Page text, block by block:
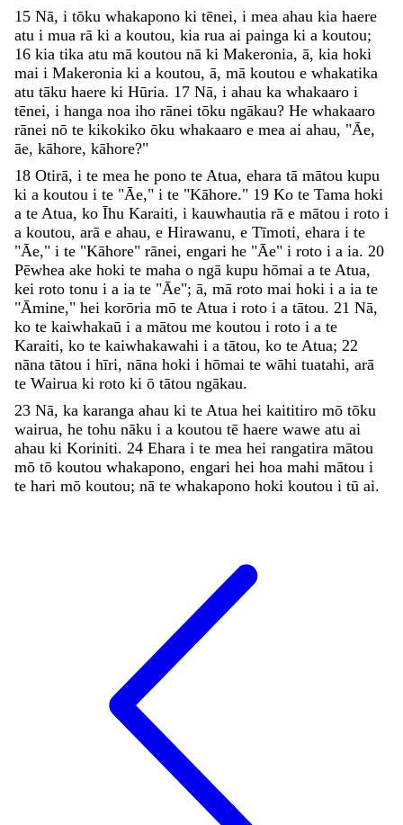
15 Nā, i tōku whakapono ki tēnei, i mea ahau kia haere
atu i mua rā ki a koutou, kia rua ai painga ki a koutou;
16 kia tika atu mā koutou nā ki Makeronia, ā, kia hoki
mai i Makeronia ki a koutou, ā, mā koutou e whakatika
atu tāku haere ki Hūria. 17 Nā, i ahau ka whakaaro i
tēnei, i hanga noa iho rānei tōku ngākau? He whakaaro
rānei nō te kikokiko ōku whakaaro e mea ai ahau, "Āe,
āe, kāhore, kāhore?"
18 Otirā, i te mea he pono te Atua, ehara tā mātou kupu
ki a koutou i te "Āe," i te "Kāhore." 19 Ko te Tama hoki
a te Atua, ko Īhu Karaiti, i kauwhautia rā e mātou i roto i
a koutou, arā e ahau, e Hirawanu, e Tīmoti, ehara i te
"Āe," i te "Kāhore" rānei, engari he "Āe" i roto i a ia. 20
Pēwhea ake hoki te maha o ngā kupu hōmai a te Atua,
kei roto tonu i a ia te "Āe"; ā, mā roto mai hoki i a ia te
"Āmine," hei korōria mō te Atua i roto i a tātou. 21 Nā,
ko te kaiwhakaū i a mātou me koutou i roto i a te
Karaiti, ko te kaiwhakawahi i a tātou, ko te Atua; 22
nāna tātou i hīri, nāna hoki i hōmai te wāhi tuatahi, arā
te Wairua ki roto ki ō tātou ngākau.
23 Nā, ka karanga ahau ki te Atua hei kaititiro mō tōku
wairua, he tohu nāku i a koutou tē haere wawe atu ai
ahau ki Koriniti. 24 Ehara i te mea hei rangatira mātou
mō tō koutou whakapono, engari hei hoa mahi mātou i
te hari mō koutou; nā te whakapono hoki koutou i tū ai.